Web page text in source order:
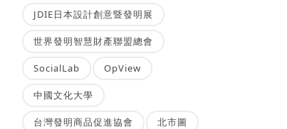
JDIE日本設計創意暨發明展
世界發明智慧財產聯盟總會
SocialLab OpView
中國文化大學
台灣發明商品促進協會 北市圖